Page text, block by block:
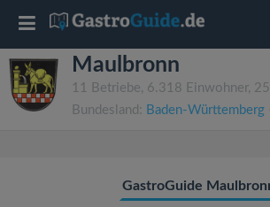
Maulbronn
11 Betriebe, 6.318 Einwohner,
Bundesland: Baden-Württemberg
GastroGuide
T
o
g